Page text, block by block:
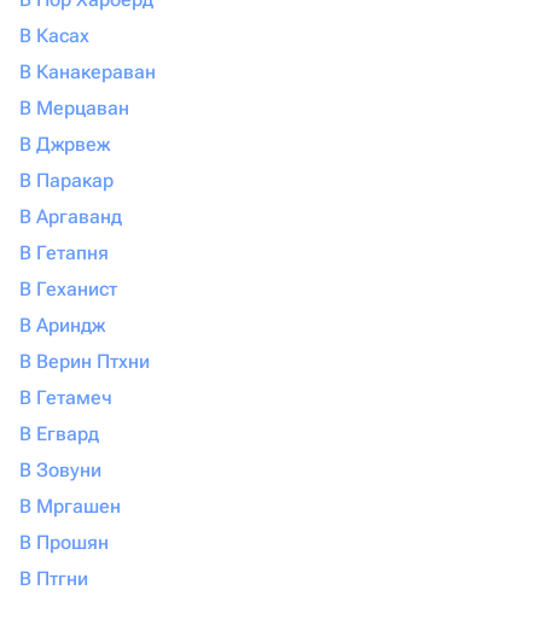
В Касах
В Канакераван
В Мерцаван
В Джрвеж
В Паракар
В Аргаванд
В Гетапня
В Геханист
В Ариндж
В Верин Птхни
В Гетамеч
В Егвард
В Зовуни
В Мргашен
В Прошян
В Птгни